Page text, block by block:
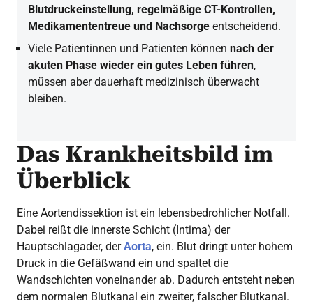
Blutdruckeinstellung, regelmäßige CT-Kontrollen,
Medikamententreue und Nachsorge entscheidend.
Viele Patientinnen und Patienten können nach der
akuten Phase wieder ein gutes Leben führen,
müssen aber dauerhaft medizinisch überwacht
bleiben.
Das Krankheitsbild im
Überblick
Eine Aortendissektion ist ein lebensbedrohlicher Notfall.
Dabei reißt die innerste Schicht (Intima) der
Hauptschlagader, derAorta, ein. Blut dringt unter hohem
Druck in die Gefäßwand ein und spaltet die
Wandschichten voneinander ab. Dadurch entsteht neben
dem normalen Blutkanal ein zweiter, falscher Blutkanal.